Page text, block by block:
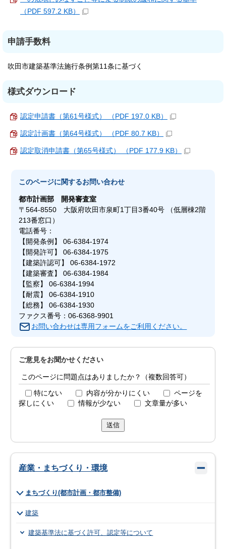
（PDF 597.2 KB）
申請手数料
吹田市建築基準法施行条例第11条に基づく
様式ダウンロード
認定申請書（第61号様式） （PDF 197.0 KB）
認定計画書（第64号様式） （PDF 80.7 KB）
認定取消申請書（第65号様式） （PDF 177.9 KB）
このページに関するお問い合わせ
都市計画部
開発審査室
〒564-8550 大阪府吹田市泉町1丁目3番40号 （低層棟2階
213番窓口）
電話番号：
【開発条例】 06-6384-1974
【開発許可】 06-6384-1975
【建築許認可】 06-6384-1972
【建築審査】 06-6384-1984
【監察】 06-6384-1994
【耐震】 06-6384-1910
【総務】 06-6384-1930
ファクス番号：06-6368-9901
お問い合わせは専用フォームをご利用ください。
ご意見をお聞かせください
このページに問題点はありましたか？（複数回答可）
特にない 内容が分かりにくい
ページを
探しにくい
情報が少ない 文章量が多い
送信
産業・まちづくり・環境
まちづくり(都市計画・都市整備)
建築
建築基準法に基づく許可、認定等について